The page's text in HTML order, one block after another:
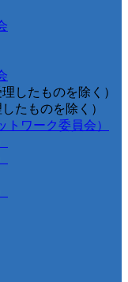
したものを除く）
たものを除く）
ワーク委員会）